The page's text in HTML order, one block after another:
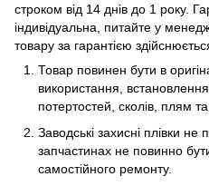
строком від 14 днів до 1 року.
індивідуальна, питайте у
товару за гарантією
Товар повинен бути в
використання,
потертостей, сколів, плям та
Заводські захисні плівки не
запчастинах не повинно
самостійного ремонту.